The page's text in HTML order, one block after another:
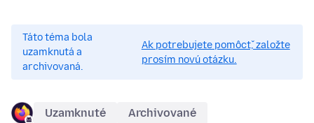
Táto téma bola
uzamknutá a
archivovaná.
Ak potrebujete pomôcť, založte
prosím novú otázku.
Uzamknuté Archivované